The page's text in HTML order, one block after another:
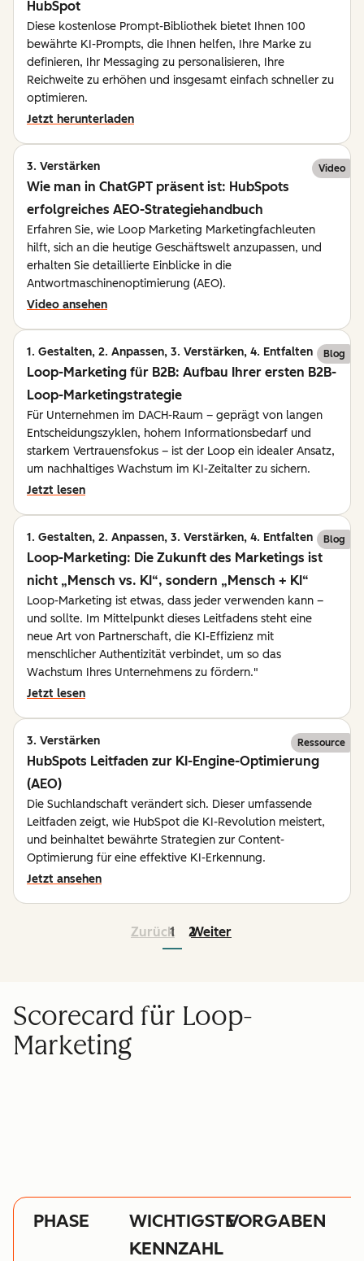
HubSpot
Diese kostenlose Prompt-Bibliothek bietet Ihnen 100
bewährte KI-Prompts, die Ihnen helfen, Ihre Marke zu
definieren, Ihr Messaging zu personalisieren, Ihre
Reichweite zu erhöhen und insgesamt einfach schneller zu
optimieren.
Jetzt herunterladen
3. Verstärken Video
Wie man in ChatGPT präsent ist: HubSpots
erfolgreiches AEO-Strategiehandbuch
Erfahren Sie, wie Loop Marketing Marketingfachleuten
hilft, sich an die heutige Geschäftswelt anzupassen, und
erhalten Sie detaillierte Einblicke in die
Antwortmaschinenoptimierung (AEO).
Video ansehen
1. Gestalten, 2. Anpassen, 3. Verstärken, 4. Entfalten Blog
Loop-Marketing für B2B: Aufbau Ihrer ersten B2B-
Loop-Marketingstrategie
Für Unternehmen im DACH-Raum – geprägt von langen
Entscheidungszyklen, hohem Informationsbedarf und
starkem Vertrauensfokus – ist der Loop ein idealer Ansatz,
um nachhaltiges Wachstum im KI-Zeitalter zu sichern.
Jetzt lesen
1. Gestalten, 2. Anpassen, 3. Verstärken, 4. Entfalten Blog
Loop-Marketing: Die Zukunft des Marketings ist
nicht „Mensch vs. KI“, sondern „Mensch + KI“
Loop-Marketing ist etwas, dass jeder verwenden kann –
und sollte. Im Mittelpunkt dieses Leitfadens steht eine
neue Art von Partnerschaft, die KI-Effizienz mit
menschlicher Authentizität verbindet, um so das
Wachstum Ihres Unternehmens zu fördern."
Jetzt lesen
3. Verstärken Ressource
HubSpots Leitfaden zur KI-Engine-Optimierung
(AEO)
Die Suchlandschaft verändert sich. Dieser umfassende
Leitfaden zeigt, wie HubSpot die KI-Revolution meistert,
und beinhaltet bewährte Strategien zur Content-
Optimierung für eine effektive KI-Erkennung.
Jetzt ansehen
Zurück
1 2Weiter
Scorecard für Loop-
Marketing
PHASE
WICHTIGSTE
KENNZAHL
VORGABEN